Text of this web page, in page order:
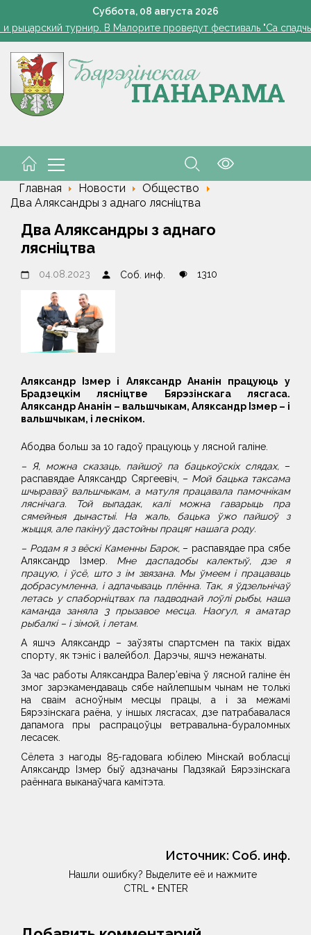
Суббота, 08 августа 2026
Как часто нужно измерять сахар в крови, рассказала
рыцарский турнир. В Малорите проведут фестиваль "Са
Одна ночь - и грядки чистые: ловушка для слизней из яичных
в Беларуси в выходные: местами кратковременные дожди,
Как часто нужно измерять сахар в крови, рассказала
Главная Новости
Общество
Два Аляксандры з аднаго лясніцтва
Два Аляксандры з аднаго
лясніцтва
04.08.2023 Соб. инф. 1310
Аляксандр Ізмер і Аляксандр Ананін працуюць у
Брадзецкім лясніцтве Бярэзінскага лясгаса.
Аляксандр Ананін – вальшчыкам, Аляксандр Ізмер – і
вальшчыкам, і лесніком.
Абодва больш за 10 гадоў працуюць у лясной галіне.
– Я, можна сказаць, пайшоў па бацькоўскіх слядах, –
распавядае Аляксандр Сяргеевіч, – Мой бацька таксама
шчыраваў вальшчыкам, а матуля працавала памочнікам
ляснічага. Той выпадак, калі можна гаварыць пра
сямейныя дынастыі. На жаль, бацька ўжо пайшоў з
жыцця, але пакінуў дастойны працяг нашага роду.
– Родам я з вёскі Каменны Барок, – распавядае пра сябе
Аляксандр Ізмер.
Мне даспадобы калектыў, дзе я
працую, і ўсё, што з ім звязана. Мы ўмеем і працаваць
добрасумленна, і адпачываць плённа. Так, я ўдзельнічаў
летась у спаборніцтвах па падводнай лоўлі рыбы, наша
каманда заняла 3 прызавое месца. Наогул, я аматар
рыбалкі – і зімой, і летам.
А яшчэ Аляксандр – заўзяты спартсмен па такіх відах
спорту, як тэніс і валейбол. Дарэчы, яшчэ нежанаты.
За час работы Аляксандра Валер’евіча ў лясной галіне ён
змог зарэкамендаваць сябе найлепшым чынам не толькі
на сваім асноўным месцы працы, а і за межамі
Бярэзінскага раёна, у іншых лясгасах, дзе патрабавалася
дапамога пры распрацоўцы ветравальна-бураломных
лесасек.
Сёлета з нагоды 85-гадовага юбілею Мінскай вобласці
Аляксандр Ізмер быў адзначаны Падзякай Бярэзінскага
раённага выканаўчага камітэта.
Источник: Соб. инф.
Нашли ошибку? Выделите её и нажмите
CTRL + ENTER